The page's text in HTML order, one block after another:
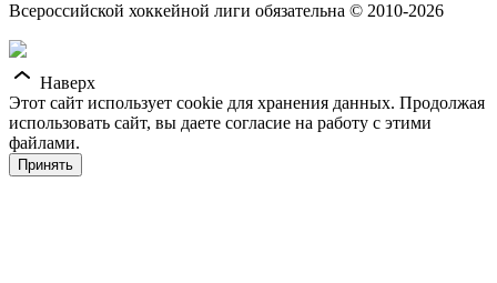
Всероссийской хоккейной лиги обязательна © 2010-2026
Наверх
Этот сайт использует cookie для хранения данных. Продолжая
использовать сайт, вы даете согласие на работу с этими
файлами.
Принять